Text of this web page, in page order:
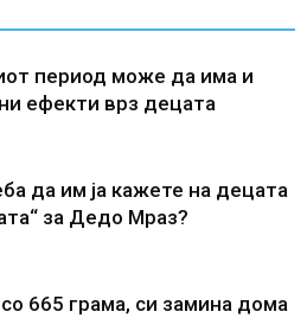
период може да има и
ефекти врз децата
да им ја кажете на децата
за Дедо Мраз?
665 грама, си замина дома